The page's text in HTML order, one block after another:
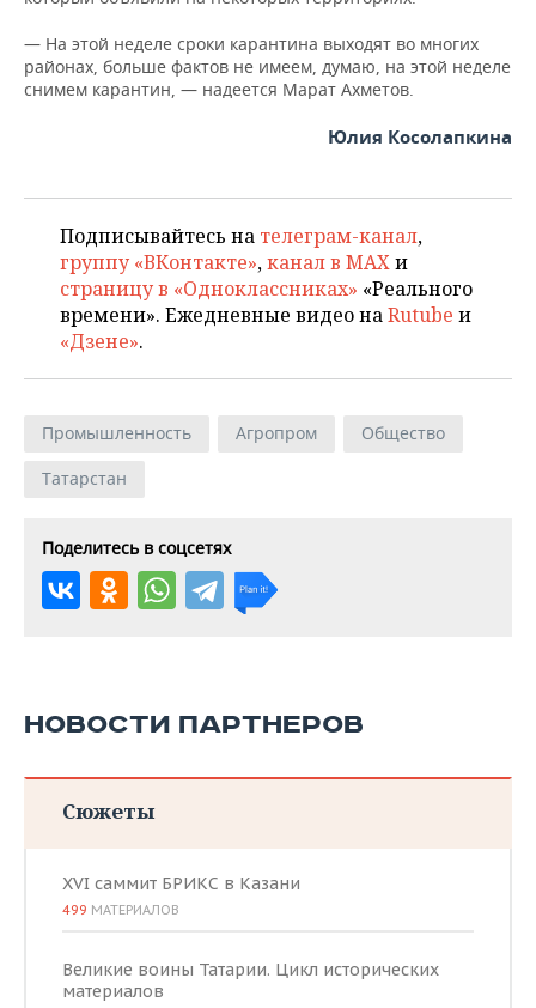
— На этой неделе сроки карантина выходят во многих
районах, больше фактов не имеем, думаю, на этой неделе
снимем карантин, — надеется Марат Ахметов.
Юлия Косолапкина
Подписывайтесь на телеграм-канал,
группу «ВКонтакте»,канал в MAXи
страницу в «Одноклассниках» «Реального
времени». Ежедневные видео наRutube и
«Дзене».
Промышленность Агропром
Общество
Татарстан
Поделитесь в соцсетях
НОВОСТИ ПАРТНЕРОВ
Сюжеты
XVI саммит БРИКС в Казани
499 МАТЕРИАЛОВ
Великие воины Татарии. Цикл исторических
материалов